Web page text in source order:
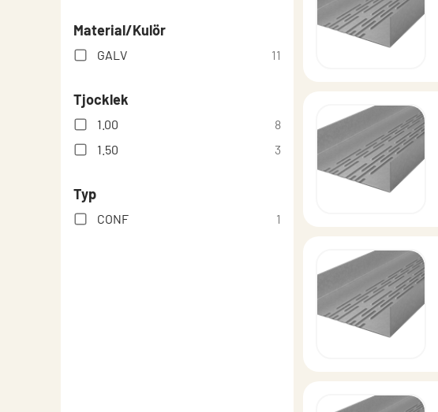
Material/Kulör
GALV 11
Tjocklek
1.00
8
1.50
3
Typ
CONF 1